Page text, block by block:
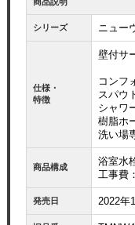
シリーズ ニュー
仕様・
特徴
壁付サ
コンフ
スパウ
シャワ
樹脂ホ
洗い場
商品構成
浴室水
工事費
発売日 2022年